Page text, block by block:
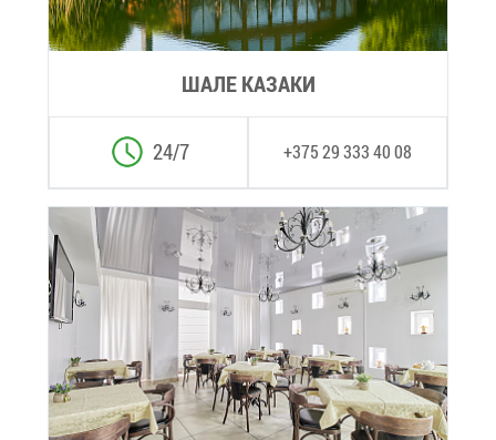
ША­ЛЕ КА­ЗА­КИ
+375 29 333 40 08
24/7